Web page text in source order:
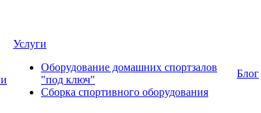
Услуги
Оборудование домашних спортзалов
"под ключ"
Сборка спортивного оборудования
Блог